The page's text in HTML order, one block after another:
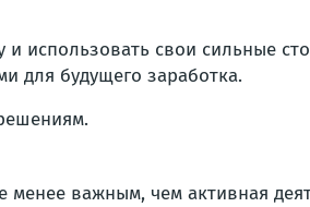
использовать свои сильные
для будущего заработка.
важным, чем активная